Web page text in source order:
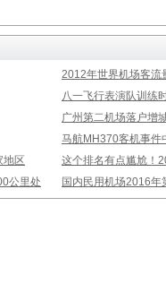
2012年世界机场客流
八一飞行表演队训练
广州第二机场落户增
马航MH370客机事件
地区
这个排名有点尴尬！
公里处
国内民用机场2016年